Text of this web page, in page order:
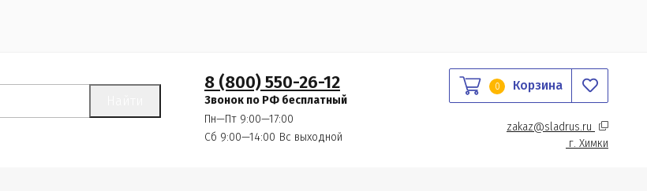
8 (800) 550-26-12
Звонок по РФ бесплатный
Пн—Пт 9:00—17:00
Сб 9:00—14:00 Вс выходной
0 Корзина
zakaz@sladrus.ru
г. Химки